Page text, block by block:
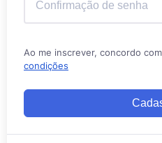
Ao me inscrever, concordo
condições